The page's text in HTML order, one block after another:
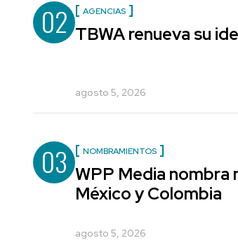
02 AGENCIAS
TBWA renueva su
agosto 5, 2026
03 NOMBRAMIENTOS
WPP Media nombra
México y Colombia
agosto 5, 2026